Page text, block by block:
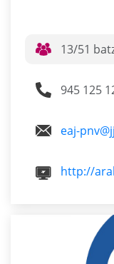
13/51
945 125
eaj-
http://